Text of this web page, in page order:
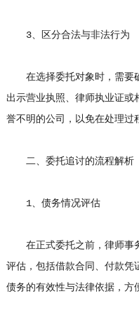
3、区分合法与非法行为
在选择委托对象时，需要
出示营业执照、律师执业证
誉不明的公司，以免在处理过
二、委托追讨的流程解析
1、债务情况评估
在正式委托之前，律师事
评估，包括借款合同、付款凭
债务的有效性与法律依据，方